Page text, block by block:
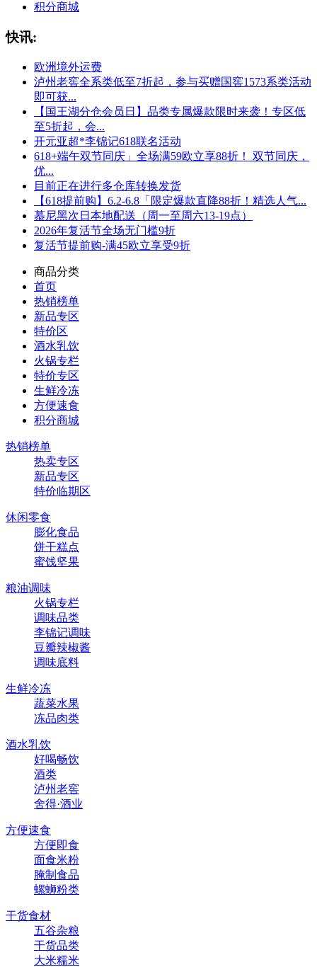
积分商城
快讯:
欧洲境外运费
泸州老窖全系类低至7折起，参与买赠国窖1573系类活动
即可获...
【国王湖分仓会员日】品类专属爆款限时来袭！专区低
至5折起，会...
开元亚超*李锦记618联名活动
618+端午双节同庆」全场满59欧立享88折！ 双节同庆，
优...
目前正在进行多仓库转换发货
【618提前购】6.2-6.8「限定爆款直降88折！精选人气...
慕尼黑次日本地配送（周一至周六13-19点）
2026年复活节全场无门槛9折
复活节提前购-满45欧立享受9折
商品分类
首页
热销榜单
新品专区
特价区
酒水乳饮
火锅专栏
特价专区
生鲜冷冻
方便速食
积分商城
热销榜单
热卖专区
新品专区
特价临期区
休闲零食
膨化食品
饼干糕点
蜜饯坚果
粮油调味
火锅专栏
调味品类
李锦记调味
豆瓣辣椒酱
调味底料
生鲜冷冻
蔬菜水果
冻品肉类
酒水乳饮
好喝畅饮
酒类
泸州老窖
舍得·酒业
方便速食
方便即食
面食米粉
腌制食品
螺蛳粉类
干货食材
五谷杂粮
干货品类
大米糯米